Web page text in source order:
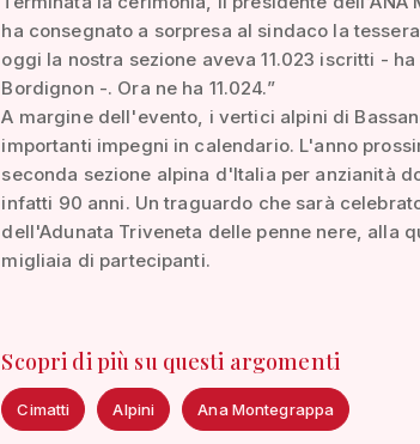
ha consegnato a sorpresa al sindaco la
oggi la nostra sezione aveva 11.023 iscritti -
Bordignon -. Ora ne ha 11.024.”
A margine dell'evento, i vertici alpini di
importanti impegni in calendario. L'anno
seconda sezione alpina d'Italia per anzianità
infatti 90 anni. Un traguardo che sarà
dell'Adunata Triveneta delle penne nere, alla
migliaia di partecipanti.
Scopri di più su questi argomenti
Cimatti Alpini Ana Montegrappa